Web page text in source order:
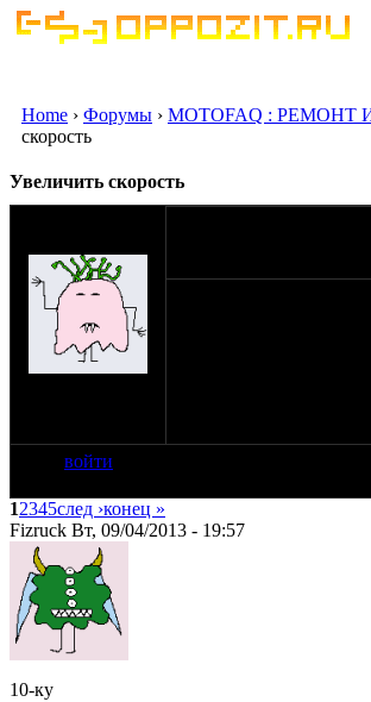
Home › Форумы › MOTOFAQ :
скорость
Увеличить скорость
войти
12345след ›конец »
Fizruck Вт, 09/04/2013 - 19:57
10-ку